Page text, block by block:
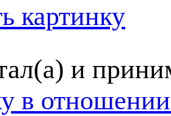
картинку
и
в